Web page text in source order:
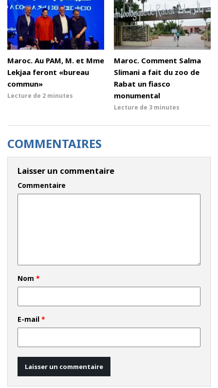
Maroc. Au PAM, M. et Mme
Lekjaa feront «bureau
commun»
Lecture de 2 minutes
Maroc. Comment Salma
Slimani a fait du zoo de
Rabat un fiasco
monumental
Lecture de 3 minutes
COMMENTAIRES
Laisser un commentaire
Commentaire
Nom *
E-mail *